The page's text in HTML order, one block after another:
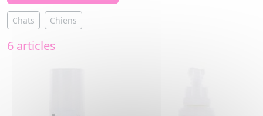
Chats Chiens
6 articles